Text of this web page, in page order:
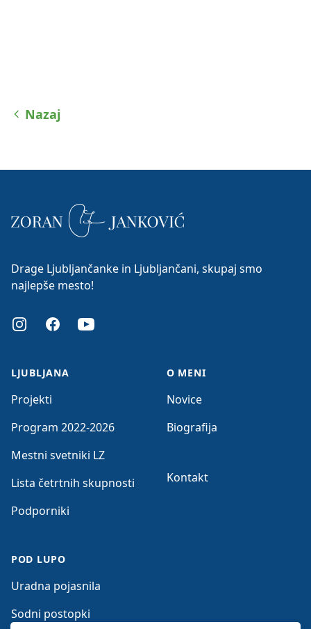
Nazaj
Drage Ljubljančanke in Ljubljančani, skupaj smo
najlepše mesto!
InstagramFacebookYoutube
LJUBLJANA
Projekti
Program 2022-2026
Mestni svetniki LZ
Lista četrtnih skupnosti
Podporniki
POD LUPO
Uradna pojasnila
Sodni postopki
O MENI
Novice
Biografija
Kontakt